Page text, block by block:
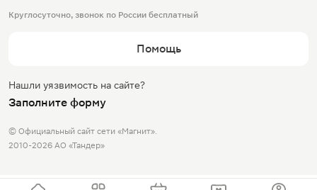
Круглосуточно, звонок по России бесплатный
Помощь
Нашли уязвимость на сайте?
Заполните форму
© Официальный сайт сети «Магнит».
2010-2026 АО «Тандер»